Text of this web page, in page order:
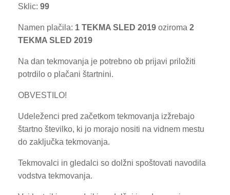
Sklic: 99
Namen plačila: 1 TEKMA SLED 2019 oziroma 2
TEKMA SLED 2019
Na dan tekmovanja je potrebno ob prijavi priložiti
potrdilo o plačani štartnini.
OBVESTILO!
Udeleženci pred začetkom tekmovanja izžrebajo
štartno številko, ki jo morajo nositi na vidnem mestu
do zaključka tekmovanja.
Tekmovalci in gledalci so dolžni spoštovati navodila
vodstva tekmovanja.